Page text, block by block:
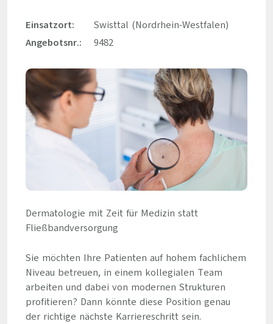
Einsatzort:
Swisttal (Nordrhein-Westfalen)
Angebotsnr.:
9482
Dermatologie mit Zeit für Medizin statt
Fließbandversorgung
Sie möchten Ihre Patienten auf hohem fachlichem
Niveau betreuen, in einem kollegialen Team
arbeiten und dabei von modernen Strukturen
profitieren? Dann könnte diese Position genau
der richtige nächste Karriereschritt sein.